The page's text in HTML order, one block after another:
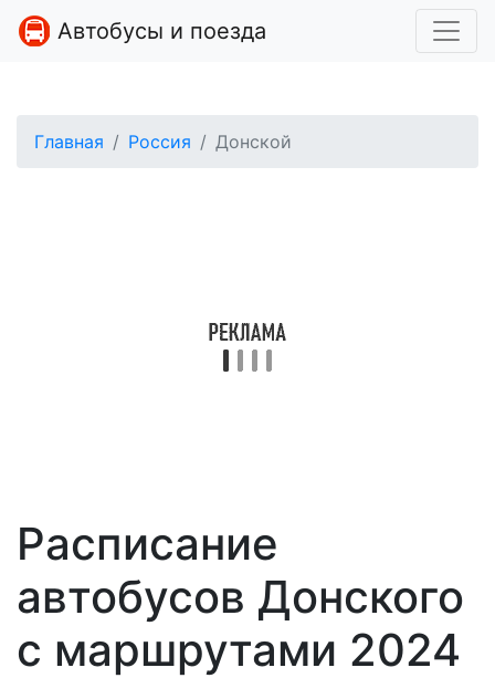
Автобусы и поезда
Главная Россия Донской
Расписание
автобусов Донского
с маршрутами 2024